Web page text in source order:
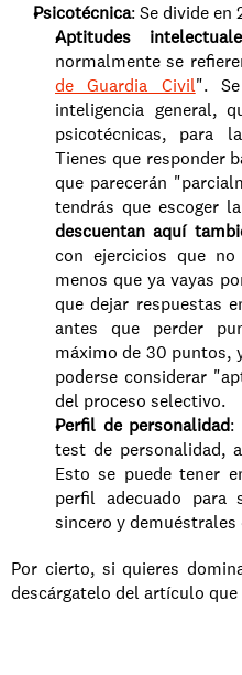
Psicotécnica: Se divide en
Aptitudes
normalmente se
de Guardia Civil".
inteligencia general,
psicotécnicas, para
Tienes que responder
que parecerán
tendrás que escoger
descuentan aquí
con ejercicios que
menos que ya vayas
que dejar respuestas
antes que perder
máximo de 30 puntos,
poderse considerar
del proceso selectivo.
Perfil de personalidad:
test de personalidad,
Esto se puede tener
perfil adecuado para
sincero y demuéstrales
Por cierto, si quieres
descárgatelo del artículo que